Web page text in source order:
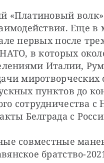
«Платиновый
первых после
в которых
Италии,
пунктов до
сотрудничества
Белграда с
совместные
братство-